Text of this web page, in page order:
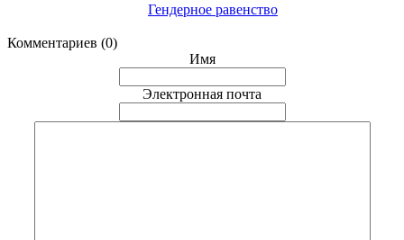
Гендерное равенство
Комментариев (0)
Имя
Электронная почта